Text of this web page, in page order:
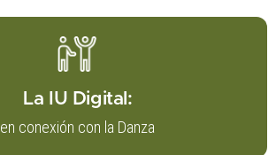
La IU Digital:
en conexión con la Danza